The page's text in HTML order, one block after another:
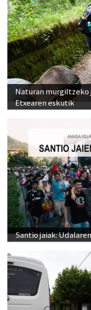
Naturan murgiltzeko
Etxearen eskutik
Santio jaiak: